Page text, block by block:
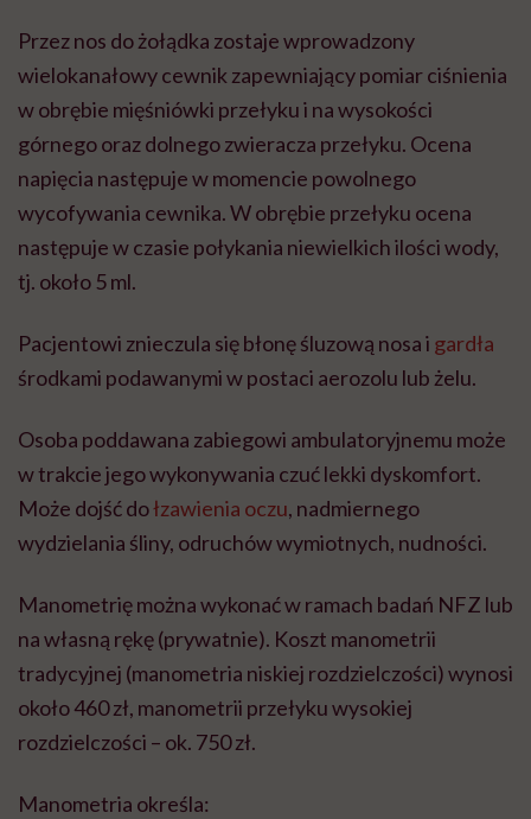
Przez nos do żołądka zostaje wprowadzony
wielokanałowy cewnik zapewniający pomiar ciśnienia
w obrębie mięśniówki przełyku i na wysokości
górnego oraz dolnego zwieracza przełyku. Ocena
napięcia następuje w momencie powolnego
wycofywania cewnika. W obrębie przełyku ocena
następuje w czasie połykania niewielkich ilości wody,
tj. około 5 ml.
Pacjentowi znieczula się błonę śluzową nosa i gardła
środkami podawanymi w postaci aerozolu lub żelu.
Osoba poddawana zabiegowi ambulatoryjnemu może
w trakcie jego wykonywania czuć lekki dyskomfort.
Może dojść dołzawienia oczu, nadmiernego
wydzielania śliny, odruchów wymiotnych, nudności.
Manometrię można wykonać w ramach badań NFZ lub
na własną rękę (prywatnie). Koszt manometrii
tradycyjnej (manometria niskiej rozdzielczości) wynosi
około 460 zł, manometrii przełyku wysokiej
rozdzielczości – ok. 750 zł.
Manometria określa: